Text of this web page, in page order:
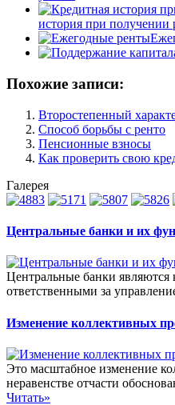
история при получении
Похожие записи:
Второстепенный
Способ борьбы с ренто
Пенсионные взносы
Как проверить свою
Галерея
Центральные банки и их
Центральные банки
ответственными за
Изменение коллективных
Это масштабное изменение
неравенстве отчасти
Читать»